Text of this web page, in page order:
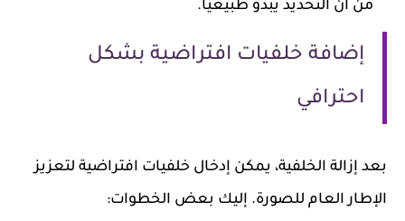
من أن التحديد يبدو طبيعياً.
إضافة خلفيات افتراضية بشكل
احترافي
بعد إزالة الخلفية، يمكن إدخال خلفيات افتراضية لتعزيز
الإطار العام للصورة. إليك بعض الخطوات: